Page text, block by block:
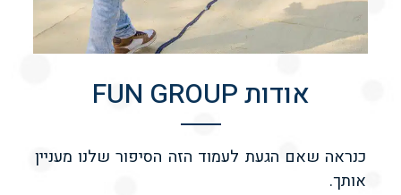
אודות FUN GROUP
כנראה שאם הגעת לעמוד הזה הסיפור שלנו מעניין
אותך.